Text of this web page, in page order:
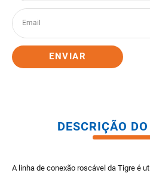
ENVIAR
DESCRIÇÃO
A linha de conexão roscável da Tigre é